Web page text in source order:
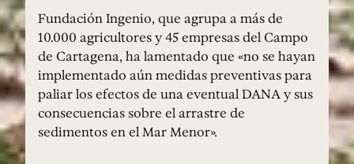
Fundación Ingenio, que agrupa a más de
10.000 agricultores y 45 empresas del Campo
de Cartagena, ha lamentado que «no se hayan
implementado aún medidas preventivas para
paliar los efectos de una eventual DANA y sus
consecuencias sobre el arrastre de
sedimentos en el Mar Menor».